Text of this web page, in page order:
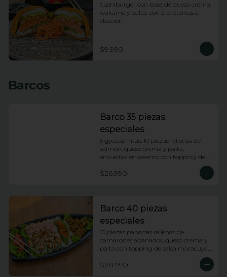
Sushiburger con base de queso crema,
wakame y palta, con 2 proteinas a
elección
$9.990
Barcos
Barco 35 piezas
especiales
5 gyozas fritas. 10 piezas rellenas de
salmon, queso crema y palta,
envueltas en sesamo con topping de
piezas apanadas rellenas de pollo,
queso crema, platano frito y cebollin
kanikama apanada y palta, envueltas
en ciboulette con topping de ceviche
de salmon e hilos de camote.
$26.990
Barco 40 piezas
especiales
10 piezas panadas rellenas de
camarones apanados, queso crema y
palta con topping de salsa maracuya.
apanados, queso crema y palta
envueltas en ciboulette con topping de
$28.990